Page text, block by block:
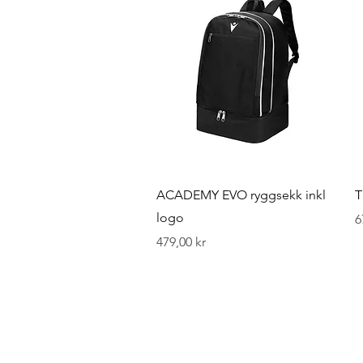
Hurtigvisning
ACADEMY EVO ryggsekk inkl
logo
Pris
479,00 kr